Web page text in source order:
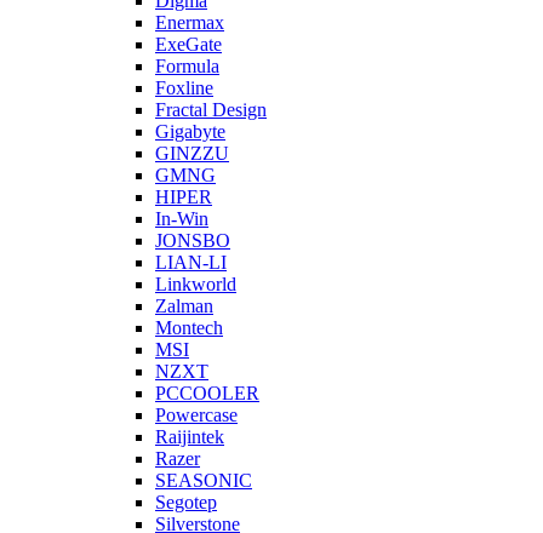
Enermax
ExeGate
Formula
Foxline
Fractal Design
Gigabyte
GINZZU
GMNG
HIPER
In-Win
JONSBO
LIAN-LI
Linkworld
Zalman
Montech
MSI
NZXT
PCCOOLER
Powercase
Raijintek
Razer
SEASONIC
Segotep
Silverstone